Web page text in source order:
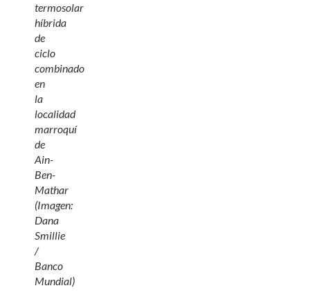
termosolar
híbrida
de
ciclo
combinado
en
la
localidad
marroquí
de
Ain-
Ben-
Mathar
(Imagen:
Dana
Smillie
/
Banco
Mundial)